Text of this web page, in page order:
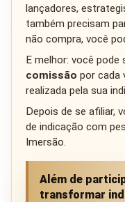
lançadores,
também precisam
não compra, você
E melhor: você
comissão por cada
realizada pela sua
Depois de se afiliar,
de indicação com
Imersão.
Além de
transformar